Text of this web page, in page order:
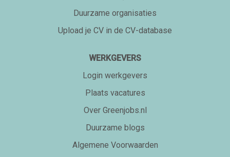
Duurzame organisaties
Upload je CV in de CV-database
WERKGEVERS
Login werkgevers
Plaats vacatures
Over Greenjobs.nl
Duurzame blogs
Algemene Voorwaarden